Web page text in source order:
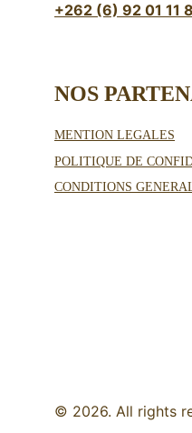
NOS
+262 (6) 92 01 11
© 2026. All rights
MENTION LEGALES
POLITIQUE DE
CONDITIONS